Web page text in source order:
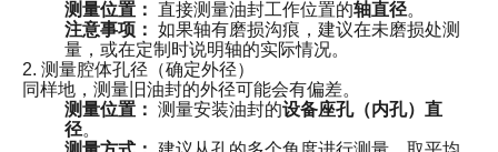
测量位置：
直接测量油封工作位置的轴直径。
注意事项： 如果轴有磨损沟痕，建议在未磨损处测
量，或在定制时说明轴的实际情况。
2. 测量腔体孔径（确定外径）
同样地，测量旧油封的外径可能会有偏差。
测量位置： 测量安装油封的设备座孔（内孔）直
径。